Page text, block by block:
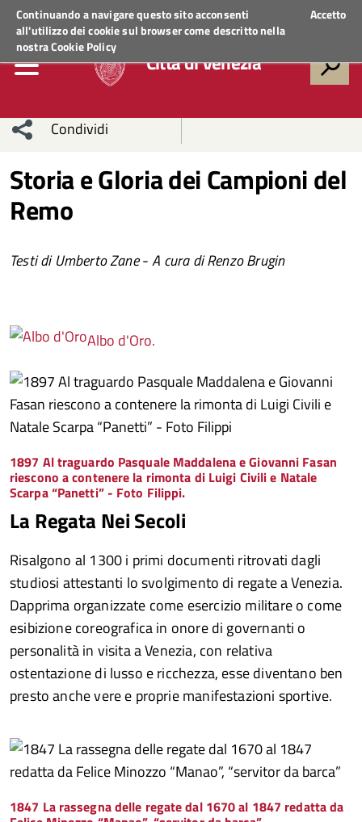
Continuando a navigare questo sito acconsenti
all'utilizzo dei cookie sul browser come descritto nella
nostraCookie Policy
Accetto
Regione VenetoACCEDI AI SERVIZI
Città di Venezia
Condividi
sui social
network
Condividi
Condividi
Facebook
Condividi
Whatsapp
Storia e Gloria dei Campioni del
Remo
Testi di Umberto Zane-A cura di Renzo Brugin
Albo d'Oro.
1897 Al traguardo Pasquale Maddalena e Giovanni Fasan
riescono a contenere la rimonta di Luigi Civili e Natale
Scarpa “Panetti” - Foto Filippi.
La Regata Nei Secoli
Risalgono al 1300 i primi documenti ritrovati dagli
studiosi attestanti lo svolgimento di regate a Venezia.
Dapprima organizzate come esercizio militare o come
esibizione coreografica in onore di governanti o
personalità in visita a Venezia, con relativa
ostentazione di lusso e ricchezza, esse diventano ben
presto anche vere e proprie manifestazioni sportive.
1847 La rassegna delle regate dal 1670 al 1847 redatta da